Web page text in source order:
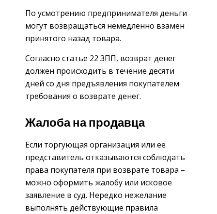
По усмотрению предпринимателя деньги
могут возвращаться немедленно взамен
принятого назад товара.
Согласно статье 22 ЗПП, возврат денег
должен происходить в течение десяти
дней со дня предъявления покупателем
требования о возврате денег.
Жалоба на продавца
Если торгующая организация или ее
представитель отказываются соблюдать
права покупателя при возврате товара –
можно оформить жалобу или исковое
заявление в суд. Нередко нежелание
выполнять действующие правила